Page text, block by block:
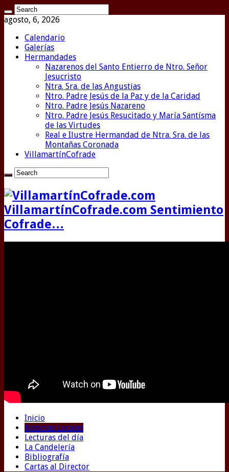
agosto, 6, 2026
Calendario
Galerías
Hermandades
Nazarenos del Santo Entierro de Ntro. Señor
Jesucristo
Ntra. Sra. de las Angustias
Ntro. Padre Jesús de la Paz y de la Caridad
Ntro. Padre Jesús Nazareno
Ntro. Padre Jesús Resucitado y María Santísma
de las Virtudes
Real e Ilustre Hermandad de Ntra. Sra. de las
Montañas Coronada
VillamartínCofrade
VillamartínCofrade.com Sentimiento
Cofrade…
Inicio
Noticias Locales
Lecturas del día
La Candelería
Bibliografía
Cartas al Director